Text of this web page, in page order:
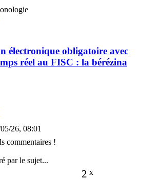
électronique obligatoire avec
réel au FISC : la bérézina
26, 08:01
commentaires !
par le sujet...
2 x